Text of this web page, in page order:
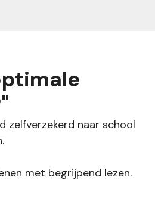
zelfverzekerd naar school
met begrijpend lezen.